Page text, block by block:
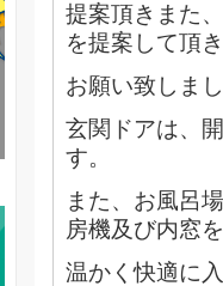
提案頂きまた
を提案して頂き
お願い致しま
玄関ドアは、
す。
また、お風呂
房機及び内窓
温かく快適に